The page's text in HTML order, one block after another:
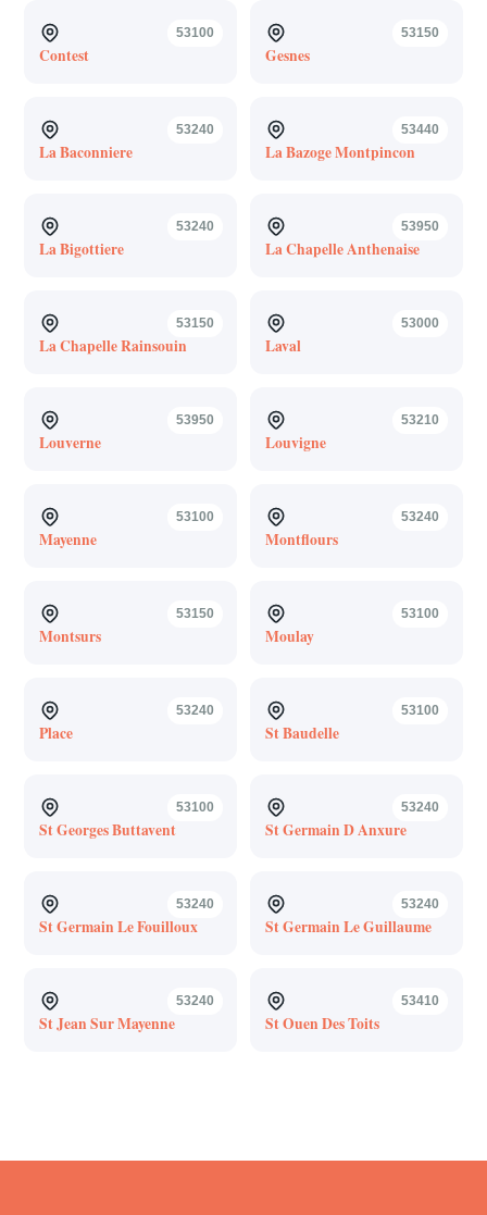
53100
Contest
53150
Gesnes
53240
La Baconniere
53440
La Bazoge Montpincon
53240
La Bigottiere
53950
La Chapelle Anthenaise
53150
La Chapelle Rainsouin
53000
Laval
53950
Louverne
53210
Louvigne
53100
Mayenne
53240
Montflours
53150
Montsurs
53100
Moulay
53240
Place
53100
St Baudelle
53100
St Georges Buttavent
53240
St Germain D Anxure
53240
St Germain Le Fouilloux
53240
St Germain Le Guillaume
53240
St Jean Sur Mayenne
53410
St Ouen Des Toits